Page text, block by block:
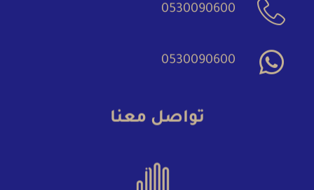
0530090600
0530090600
تواصل معنا